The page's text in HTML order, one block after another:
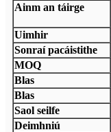
Ainm an táirge
Uimhir
Sonraí pacáistithe
MOQ
Blas
Blas
Saol seilfe
Deimhniú